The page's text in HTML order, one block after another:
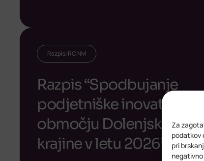
Za
podatkov
pri
Razpisi RC NM
Razpis “Spodbujanje
podjetniške inovativnosti
območju Dolenjske in
krajine v letu 2026”